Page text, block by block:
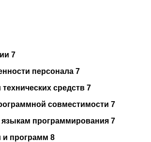
7
персонала 7
средств 7
совместимости 7
программирования 7
и программ 8